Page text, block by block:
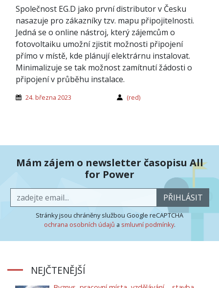
Společnost EG.D jako první distributor v Česku
nasazuje pro zákazníky tzv. mapu připojitelnosti.
Jedná se o online nástroj, který zájemcům o
fotovoltaiku umožní zjistit možnosti připojení
přímo v místě, kde plánují elektrárnu instalovat.
Minimalizuje se tak možnost zamítnutí žádosti o
připojení v průběhu instalace.
24. března 2023 (red)
Mám zájem o newsletter časopisu All
for Power
PŘIHLÁSIT
Stránky jsou chráněny službou Google reCAPTCHA
ochrana osobních údajů a smluvní podmínky.
NEJČTENĚJŠÍ